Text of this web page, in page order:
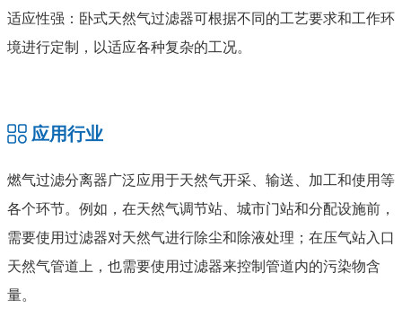
适应性强：卧式天然气过滤器可根据不同的工艺要求和工作环
境进行定制，以适应各种复杂的工况。
应用行业
燃气过滤分离器广泛应用于天然气开采、输送、加工和使用等
各个环节。例如，在天然气调节站、城市门站和分配设施前，
需要使用过滤器对天然气进行除尘和除液处理；在压气站入口
天然气管道上，也需要使用过滤器来控制管道内的污染物含
量。